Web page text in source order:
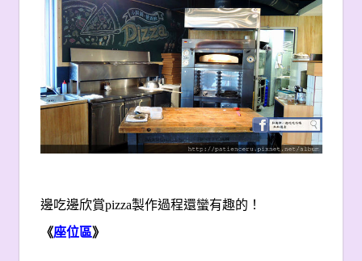
邊吃邊欣賞pizza製作過程還蠻有趣的！
《座位區》